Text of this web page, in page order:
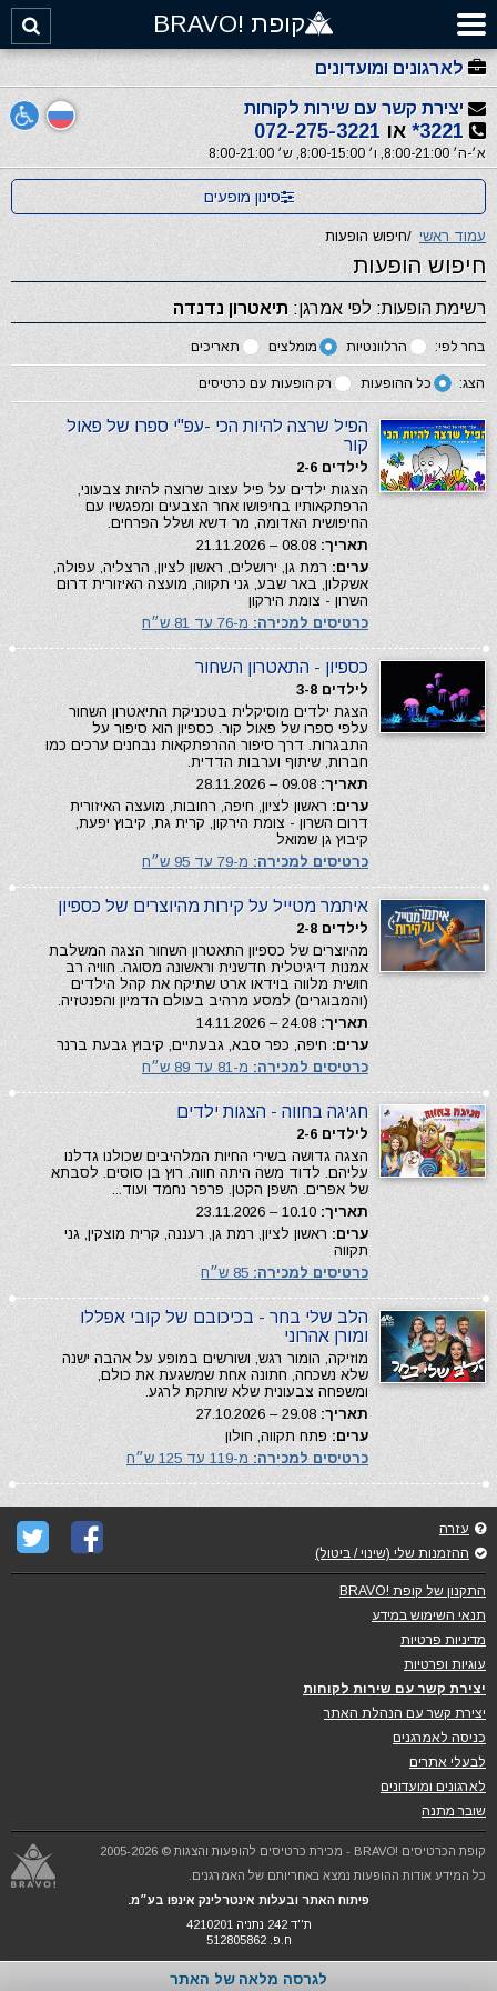
קופת !BRAVO
לארגונים ומועדונים
יצירת קשר עם שירות לקוחות
3221* או 072-275-3221
א׳-ה׳ 8:00-21:00, ו׳ 8:00-15:00, ש׳ 8:00-21:00
סינון מופעים
עמוד ראשי /חיפוש הופעות
חיפוש הופעות
רשימת הופעות: לפי אמרגן: תיאטרון נדנדה
בחר לפי: הרלוונטיות מומלצים תאריכים
הצג: כל ההופעות רק הופעות עם כרטיסים
הפיל שרצה להיות הכי -עפ"י ספרו של פאול
קור
לילדים 2-6
הצגות ילדים על פיל עצוב שרוצה להיות צבעוני,
הרפתקאותיו בחיפושו אחר הצבעים ומפגשיו עם
החיפושית האדומה, מר דשא ושלל הפרחים.
תאריך:
ערים: רמת גן, ירושלים, ראשון לציון, הרצליה, עפולה,
אשקלון, באר שבע, גני תקווה, מועצה האיזורית דרום
השרון - צומת הירקון
כרטיסים למכירה: מ-76 עד 81 ש״ח
כספיון - התאטרון השחור
לילדים 3-8
הצגת ילדים מוסיקלית בטכניקת התיאטרון השחור
עלפי ספרו של פאול קור. כספיון הוא סיפור על
התבגרות. דרך סיפור ההרפתקאות נבחנים ערכים כמו
חברות, שיתוף וערבות הדדית.
תאריך:
ערים: ראשון לציון, חיפה, רחובות, מועצה האיזורית
דרום השרון - צומת הירקון, קרית גת, קיבוץ יפעת,
קיבוץ גן שמואל
כרטיסים למכירה: מ-79 עד 95 ש״ח
איתמר מטייל על קירות מהיוצרים של כספיון
לילדים 2-8
מהיוצרים של כספיון התאטרון השחור הצגה המשלבת
אמנות דיגיטלית חדשנית וראשונה מסוגה. חוויה רב
חושית מלווה בוידאו ארט שתיקח את קהל הילדים
(והמבוגרים) למסע מרהיב בעולם הדמיון והפנטזיה.
תאריך:
ערים: חיפה, כפר סבא, גבעתיים, קיבוץ גבעת ברנר
כרטיסים למכירה: מ-81 עד 89 ש״ח
חגיגה בחווה - הצגות ילדים
לילדים 2-6
הצגה גדושה בשירי החיות המלהיבים שכולנו גדלנו
עליהם. לדוד משה היתה חווה. רוץ בן סוסים. לסבתא
של אפרים. השפן הקטן. פרפר נחמד ועוד...
תאריך:
ערים: ראשון לציון, רמת גן, רעננה, קרית מוצקין, גני
תקווה
כרטיסים למכירה:
הלב שלי בחר - בכיכובם של קובי אפללו
ומורן אהרוני
מוזיקה, הומור רגש, ושורשים במופע על אהבה ישנה
שלא נשכחה, חתונה אחת שמשגעת את כולם,
ומשפחה צבעונית שלא שותקת לרגע.
תאריך:
ערים: פתח תקווה, חולון
כרטיסים למכירה: מ-119 עד 125 ש״ח
עזרה
ההזמנות שלי (שינוי / ביטול)
התקנון של קופת !BRAVO
תנאי השימוש במידע
מדיניות פרטיות
עוגיות ופרטיות
יצירת קשר עם שירות לקוחות
יצירת קשר עם הנהלת האתר
כניסה לאמרגנים
לבעלי אתרים
לארגונים ומועדונים
שובר מתנה
קופת הכרטיסים !BRAVO - מכירת כרטיסים להופעות והצגות © 2005-2026
כל המידע אודות ההופעות נמצא באחריותם של האמרגנים.
פיתוח האתר ובעלות אינטרלינק אינפו בע״מ.
ת''ד 242 נתניה 4210201
ח.פ. 512805862
לגרסה מלאה של האתר